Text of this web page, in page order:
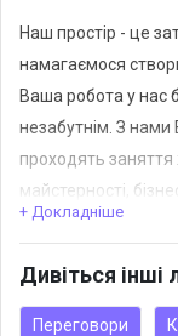
Наш простір - це
намагаємося
Ваша робота у нас
незабутнім. З нами
проходять
майстерності,
працюють, б’юті-
+ Докладніше
Дивіться інші
Переговори